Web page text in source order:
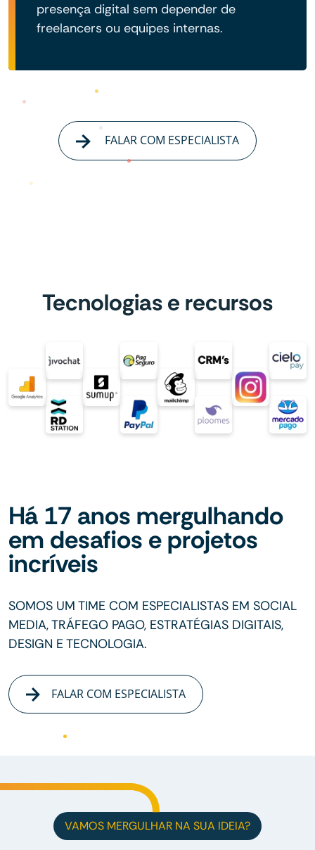
presença digital sem depender de
freelancers ou equipes internas.
FALAR COM ESPECIALISTA
Tecnologias e recursos
Há 17 anos mergulhando
em desafios e projetos
incríveis
SOMOS UM TIME COM ESPECIALISTAS EM SOCIAL
MEDIA, TRÁFEGO PAGO, ESTRATÉGIAS DIGITAIS,
DESIGN E TECNOLOGIA.
FALAR COM ESPECIALISTA
VAMOS MERGULHAR NA SUA IDEIA?